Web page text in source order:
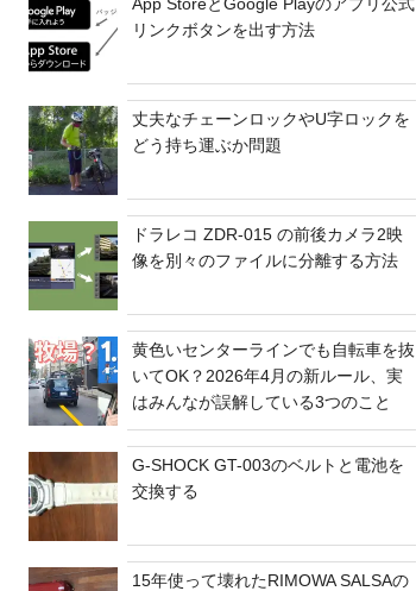
リンクボタンを出す方法
丈夫なチェーンロックやU字ロックを
どう持ち運ぶか問題
ドラレコ ZDR-015 の前後カメラ2映
像を別々のファイルに分離する方法
黄色いセンターラインでも自転車を抜
いてOK？2026年4月の新ルール、実
はみんなが誤解している3つのこと
G-SHOCK GT-003のベルトと電池を
交換する
15年使って壊れたRIMOWA SALSAの